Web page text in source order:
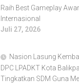
Raih Best Gameplay
Internasional
Juli 27, 2026
Nasion Lasung
DPC LPADKT Kota
Tingkatkan SDM Guna